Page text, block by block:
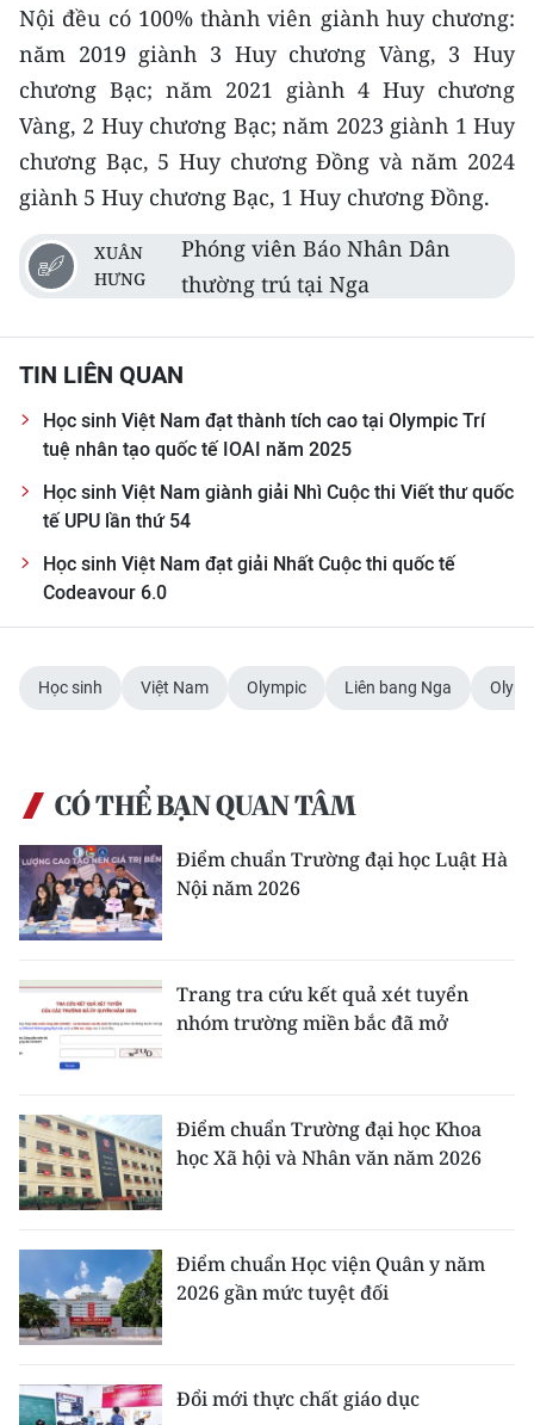
Nội đều có 100% thành viên giành huy chương:
năm 2019 giành 3 Huy chương Vàng, 3 Huy
chương Bạc; năm 2021 giành 4 Huy chương
Vàng, 2 Huy chương Bạc; năm 2023 giành 1 Huy
chương Bạc, 5 Huy chương Đồng và năm 2024
giành 5 Huy chương Bạc, 1 Huy chương Đồng.
XUÂN
HƯNG
Phóng viên Báo Nhân Dân
thường trú tại Nga
TIN LIÊN QUAN
Học sinh Việt Nam đạt thành tích cao tại Olympic Trí
tuệ nhân tạo quốc tế IOAI năm 2025
Học sinh Việt Nam giành giải Nhì Cuộc thi Viết thư quốc
tế UPU lần thứ 54
Học sinh Việt Nam đạt giải Nhất Cuộc thi quốc tế
Codeavour 6.0
Học sinh Việt Nam Olympic Liên bang Nga
CÓ THỂ BẠN QUAN TÂM
Điểm chuẩn Trường đại học Luật Hà
Nội năm 2026
Trang tra cứu kết quả xét tuyển
nhóm trường miền bắc đã mở
Điểm chuẩn Trường đại học Khoa
học Xã hội và Nhân văn năm 2026
Điểm chuẩn Học viện Quân y năm
2026 gần mức tuyệt đối
Đổi mới thực chất giáo dục